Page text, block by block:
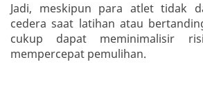
Jadi, meskipun para atlet tidak
cedera saat latihan atau
cukup dapat meminimalisir
mempercepat pemulihan.